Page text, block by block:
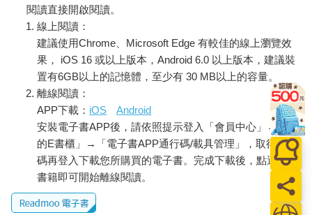
之間的關係，請不要寄望於對方，而是要在自己身上尋求改變關
係的契機。
既然已經發現了第三部分和第四部分，就要積極而努力地加以改
變，尤其是第四部分，不要固執，要立刻改變。
但是，第一和第二部分不需要勉強自己改變，尤其是第一部分
「絕對無法改變的自己」，一旦輕易改變，就可能會迷失自己。
對於自己絕對無法讓步的底線，無論對方是誰，都不需要讓步。
在公司時，有時候可能被迫改變重視的信念，但我認為即使是上
司的命令，也不應該輕易服從。即使和上司發生衝突，也必須保
護自己所重視的信念。
即使對方是朋友，或是夫妻之間也一樣。
任何人際關係都不需要勉強建立
閱讀直接開啟閱讀。
線上閱讀：
建議使用Chrome、Microsoft Edge 有較佳的線上瀏覽效
果， iOS 16 或以上版本，Android 6.0 以上版本，建議裝
置有6GB以上的記憶體，至少有 30 MB以上的容量。
離線閱讀：
APP下載： iOS
Android
安裝電子書APP後，請依照提示登入「會員中心」→「我
的E書櫃」→「電子書APP通行碼/載具管理」，取得通行
碼再登入下載您所購買的電子書。完成下載後，點選任一
書籍即可開始離線閱讀。